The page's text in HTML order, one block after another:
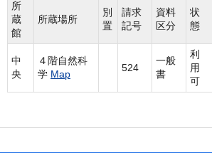
所
蔵
館
所蔵場所
別
置
請求
記号
資料
区分
状
態
中
央
４階自然科
学 Map
524
一般
書
利
用
可